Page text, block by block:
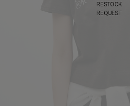
RESTOCK
REQUEST